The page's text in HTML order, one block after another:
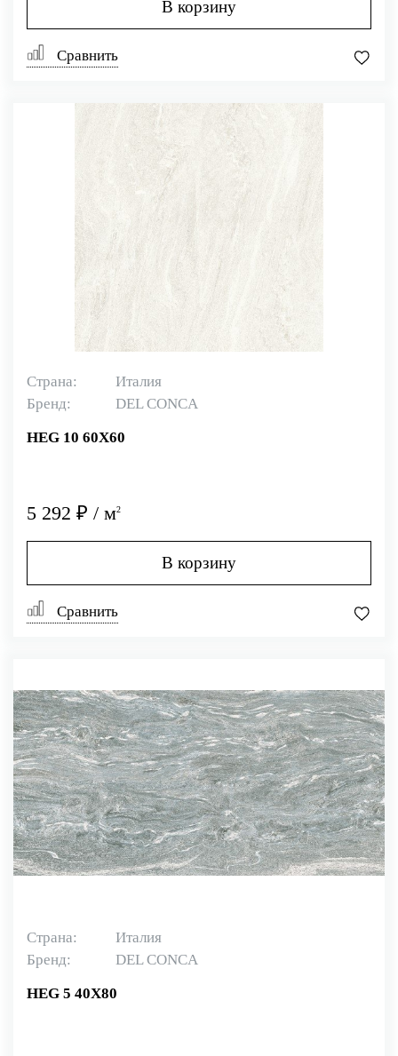
В корзину
Сравнить
Страна:
Италия
Бренд:
DEL CONCA
HEG 10 60X60
5 292 ₽ / м2
В корзину
Сравнить
Страна:
Италия
Бренд:
DEL CONCA
HEG 5 40X80